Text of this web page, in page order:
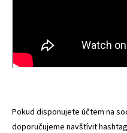
Pokud disponujete účtem na
doporučujeme navštívit hashtag